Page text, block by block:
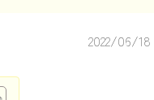
2022/06/18